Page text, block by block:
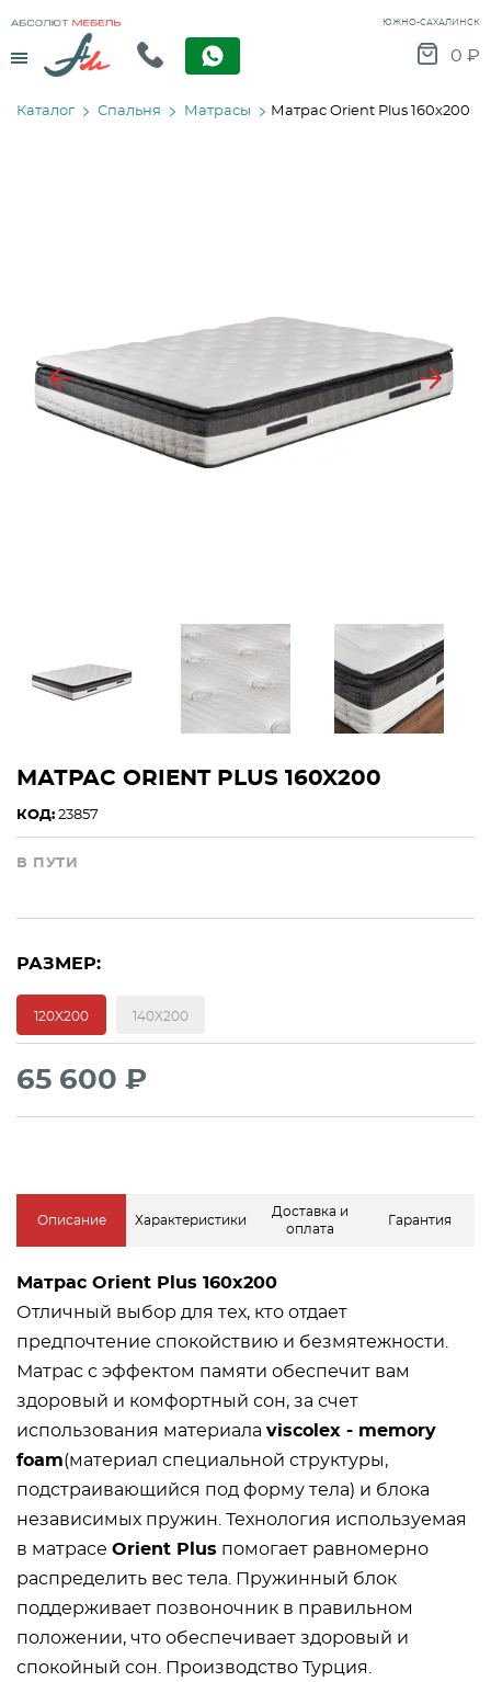
Menu
ЮЖНО-САХАЛИНСК
0 ₽
Каталог Спальня Матрасы Матрас Orient Plus 160x200
МАТРАС ORIENT PLUS 160X200
КОД: 23857
В ПУТИ
РАЗМЕР:
120X200 140X200
65 600 ₽
Описание Характеристики
Доставка и
оплата
Гарантия
Матрас Orient Plus 160x200
Отличный выбор для тех, кто отдает
предпочтение спокойствию и безмятежности.
Матрас с эффектом памяти обеспечит вам
здоровый и комфортный сон, за счет
использования материала viscolex - memory
foam(материал специальной структуры,
подстраивающийся под форму тела) и блока
независимых пружин. Технология используемая
в матрасе Orient Plus помогает равномерно
распределить вес тела. Пружинный блок
поддерживает позвоночник в правильном
положении, что обеспечивает здоровый и
спокойный сон. Производство Турция.